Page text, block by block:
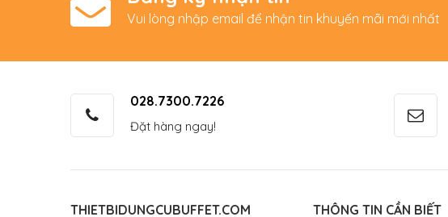
Vui lòng nhập email để nhận tin khuyến mãi mới nhất
028.7300.7226
Đặt hàng ngay!
THIETBIDUNGCUBUFFET.COM THÔNG TIN CẦN BIẾT